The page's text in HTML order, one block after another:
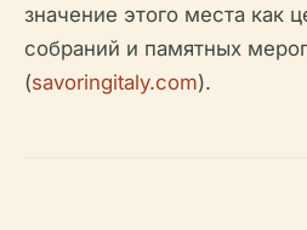
значение этого места как
собраний и памятных
(savoringitaly.com).